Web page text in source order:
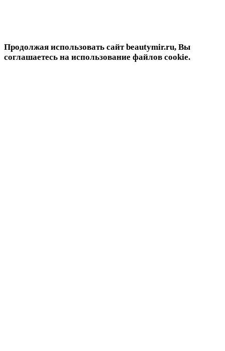
Продолжая использовать сайт beautymir.ru, Вы
соглашаетесь на использование файлов cookie.